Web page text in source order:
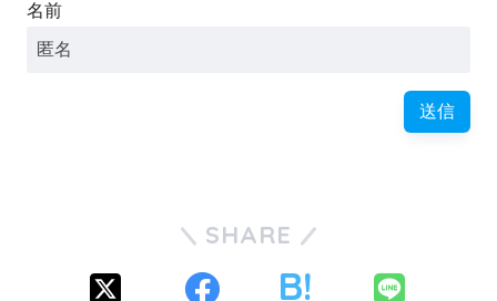
名前
SHARE